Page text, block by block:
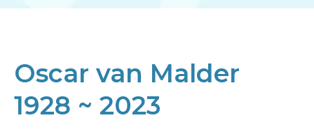
Oscar van Malder
1928 ~ 2023